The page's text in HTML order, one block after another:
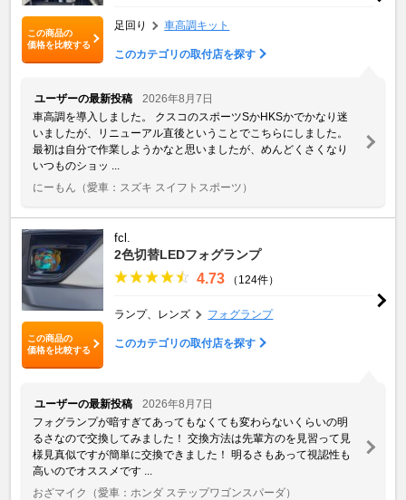
この商品の
価格を比較する
足回り 車高調キット
このカテゴリの取付店を探す
ユーザーの最新投稿
2026年8月7日
車高調を導入しました。 クスコのスポーツSかHKSかでかなり迷
いましたが、リニューアル直後ということでこちらにしました。
最初は自分で作業しようかなと思いましたが、めんどくさくなり
いつものショッ ...
にーもん （愛車：スズキ スイフトスポーツ）
この商品の
価格を比較する
fcl.
2色切替LEDフォグランプ
4.73 （124件）
ランプ、レンズ フォグランプ
このカテゴリの取付店を探す
ユーザーの最新投稿
2026年8月7日
フォグランプが暗すぎてあってもなくても変わらないくらいの明
るさなので交換してみました！ 交換方法は先輩方のを見習って見
様見真似ですが簡単に交換できました！ 明るさもあって視認性も
高いのでオススメです ...
おざマイク
（愛車：ホンダ ステップワゴンスパーダ）